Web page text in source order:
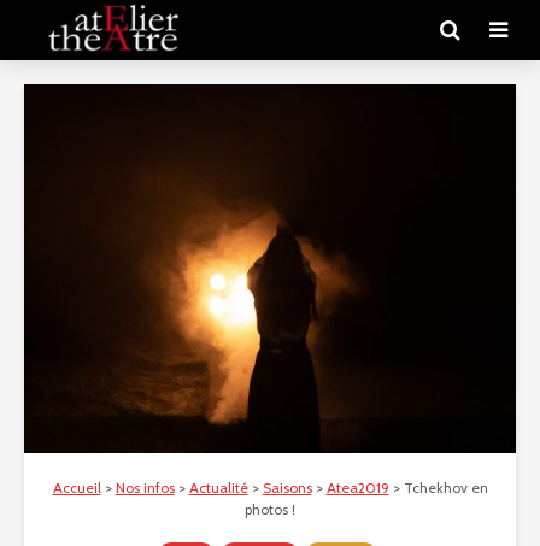
Accueil> Nos infos> Actualité> Saisons> Atea2019 > Tchekhov en
photos !